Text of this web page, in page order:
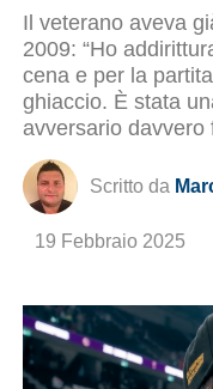
Il veterano aveva
2009: “Ho
cena e per la
ghiaccio. È stata
avversario davvero
Scritto da
19 Febbraio 2025